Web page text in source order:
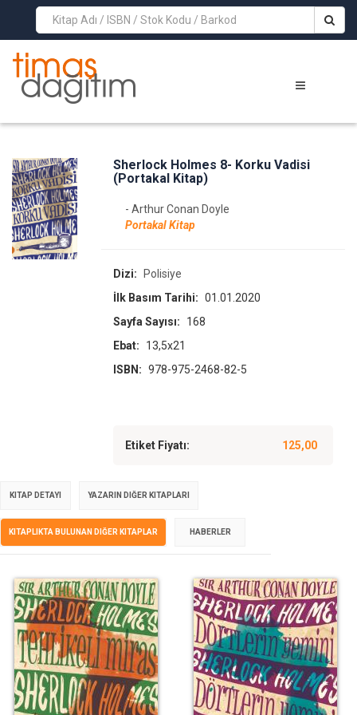
>
Sherlock Holmes 8- Korku Vadisi
(Portakal Kitap)
- Arthur Conan Doyle
Portakal Kitap
Dizi:
Polisiye
İlk Basım Tarihi: 01.01.2020
Sayfa Sayısı:
168
Ebat:
13,5x21
ISBN: 978-975-2468-82-5
Etiket Fiyatı: 125,00
KITAP DETAYI YAZARIN DIĞER KITAPLARI
KITAPLIKTA BULUNAN DIĞER KITAPLAR HABERLER